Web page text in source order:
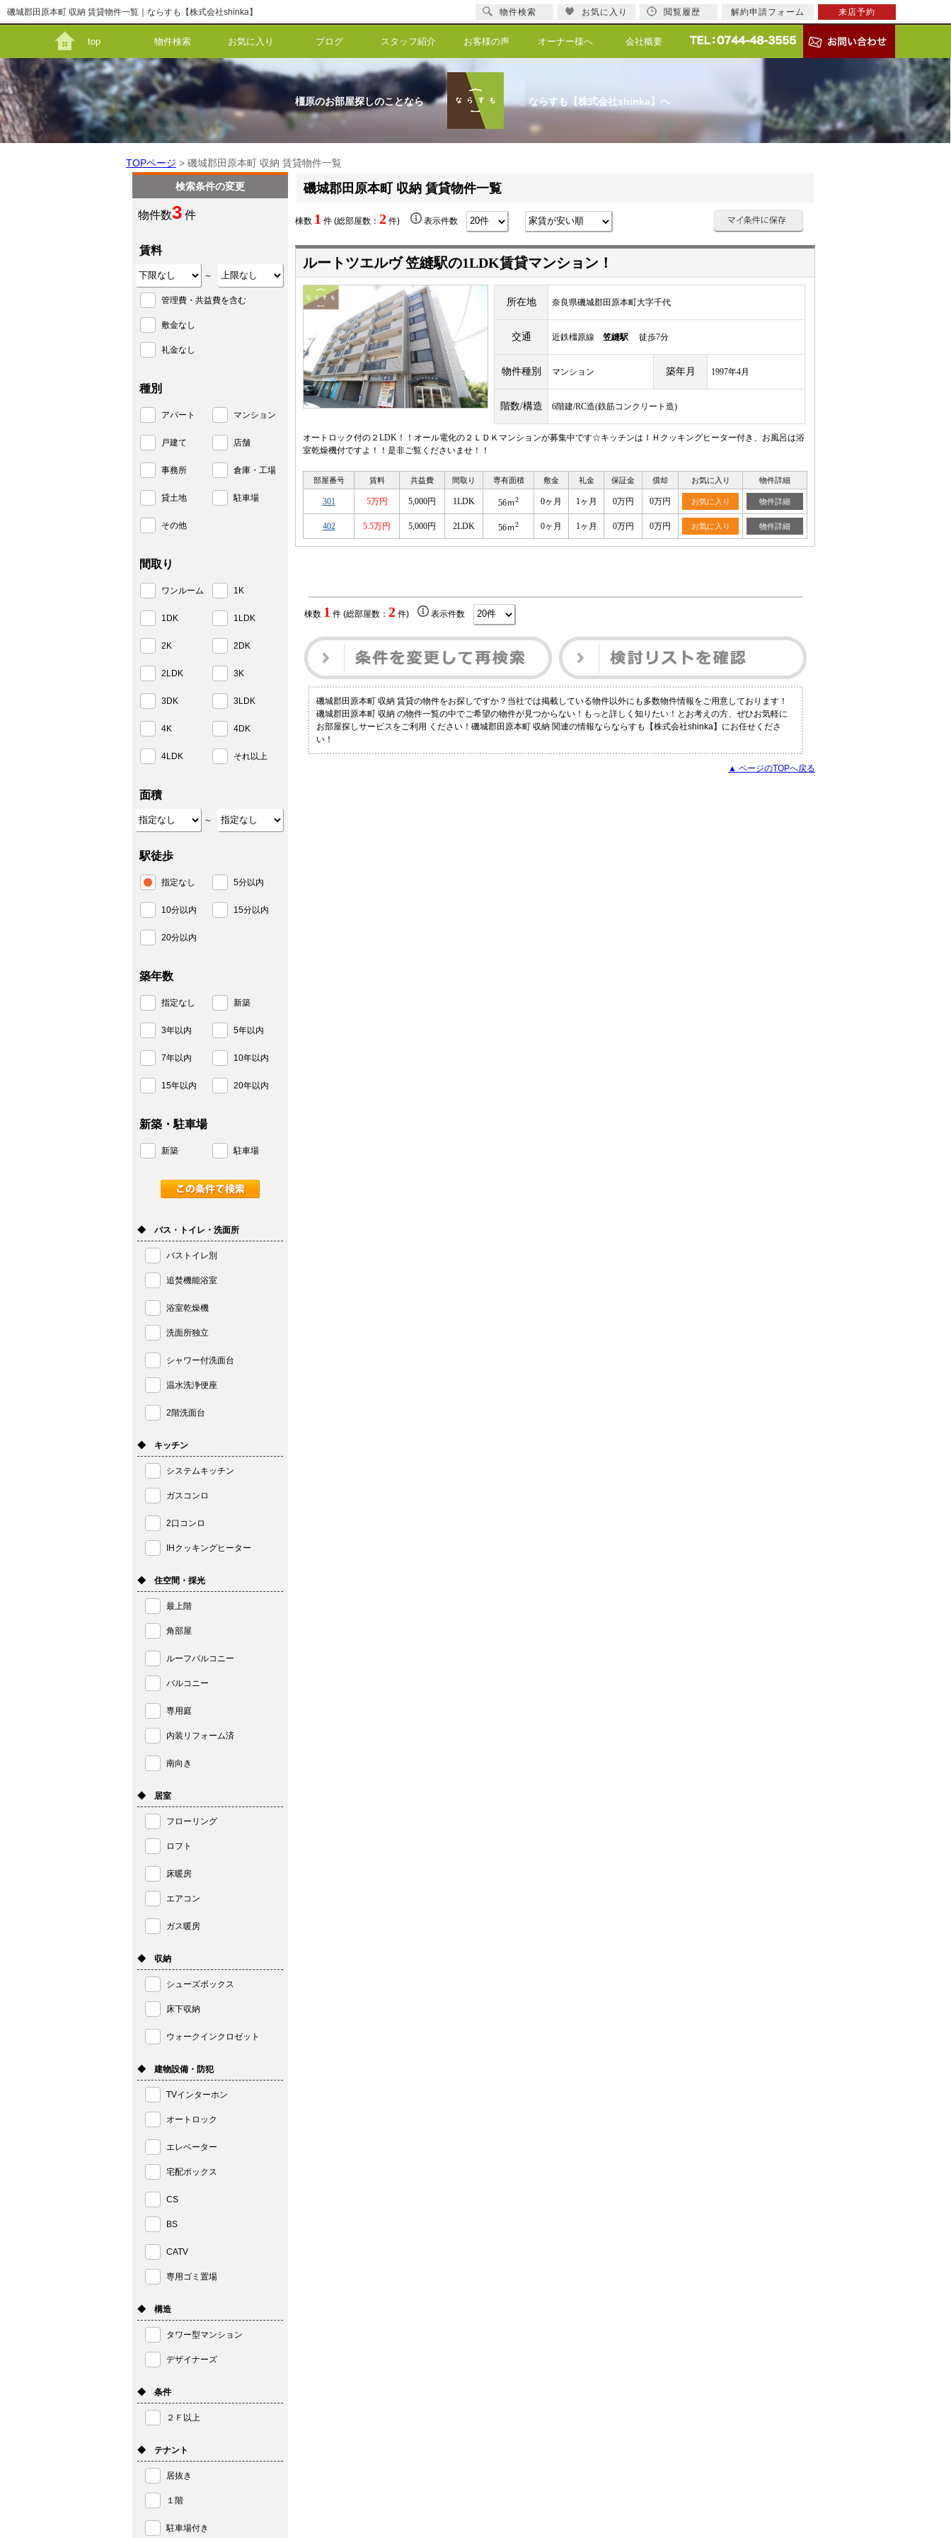
磯城郡田原本町 収納 賃貸物件一覧｜ならすも【株式会社shinka】
top 物件検索 お気に入り ブログ スタッフ紹介 お客様の声 オーナー様へ 会社概要
橿原のお部屋探しのことなら ならすも【株式会社shinka】へ
TOPページ > 磯城郡田原本町 収納 賃貸物件一覧
磯城郡田原本町 収納 賃貸物件一覧
棟数 1 件 (総部屋数： 2 件) 表示件数
ルートツエルヴ 笠縫駅の1LDK賃貸マンション！
所在地 奈良県磯城郡田原本町大字千代
交通 近鉄橿原線 笠縫駅 徒歩7分
物件種別 マンション 築年月 1997年4月
階数/構造 6階建/RC造(鉄筋コンクリート造)
オートロック付の２LDK！！オール電化の２ＬＤＫマンションが募集中です☆キッチンはＩＨクッキングヒーター付き、お風呂は浴
室乾燥機付ですよ！！是非ご覧くださいませ！！
部屋番号 賃料 共益費 間取り 専有面積 敷金 礼金 保証金 償却 お気に入り 物件詳細
301 5万円 5,000円 1LDK 56ｍ2 0ヶ月 1ヶ月 0万円 0万円 お気に入り 物件詳細
402 5.5万円 5,000円 2LDK 56ｍ2 0ヶ月 1ヶ月 0万円 0万円 お気に入り 物件詳細
棟数 1 件 (総部屋数： 2件) 表示件数
磯城郡田原本町 収納 賃貸の物件をお探しですか？当社では掲載している物件以外にも多数物件情報をご用意しております！
磯城郡田原本町 収納 の物件一覧の中でご希望の物件が見つからない！もっと詳しく知りたい！とお考えの方、ぜひお気軽に
お部屋探しサービスをご利用 ください！磯城郡田原本町 収納 関連の情報ならならすも【株式会社shinka】にお任せくださ
い！
▲ ページのTOPへ戻る
検索条件の変更
物件数3 件
賃料
～
管理費・共益費を含む
敷金なし
礼金なし
種別
アパート マンション
戸建て 店舗
事務所 倉庫・工場
貸土地 駐車場
その他
間取り
ワンルーム 1K
1DK 1LDK
2K 2DK
2LDK 3K
3DK 3LDK
4K 4DK
4LDK それ以上
面積
～
駅徒歩
指定なし 5分以内
10分以内 15分以内
20分以内
築年数
指定なし 新築
3年以内 5年以内
7年以内 10年以内
15年以内 20年以内
新築・駐車場
新築 駐車場
◆ バス・トイレ・洗面所
バストイレ別
追焚機能浴室
浴室乾燥機
洗面所独立
シャワー付洗面台
温水洗浄便座
2階洗面台
◆ キッチン
システムキッチン
ガスコンロ
2口コンロ
IHクッキングヒーター
◆ 住空間・採光
最上階
角部屋
ルーフバルコニー
バルコニー
専用庭
内装リフォーム済
南向き
◆ 居室
フローリング
ロフト
床暖房
エアコン
ガス暖房
◆ 収納
シューズボックス
床下収納
ウォークインクロゼット
◆ 建物設備・防犯
TVインターホン
オートロック
エレベーター
宅配ボックス
CS
BS
CATV
専用ゴミ置場
◆ 構造
タワー型マンション
デザイナーズ
◆ 条件
２Ｆ以上
◆ テナント
居抜き
１階
駐車場付き
物件検索 お気に入り 閲覧履歴 解約申請フォーム 来店予約